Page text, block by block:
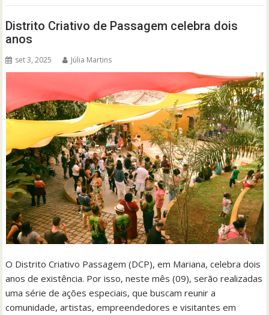
Distrito Criativo de Passagem celebra dois
anos
set 3, 2025 Júlia Martins
O Distrito Criativo Passagem (DCP), em Mariana, celebra dois
anos de existência. Por isso, neste mês (09), serão realizadas
uma série de ações especiais, que buscam reunir a
comunidade, artistas, empreendedores e visitantes em